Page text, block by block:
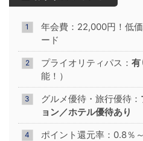
年会費：22,000円！低
ード
プライオリティパス： 有
能！）
グルメ優待・旅行優待：
ョン／ホテル優待あり
ポイント還元率：0.8％